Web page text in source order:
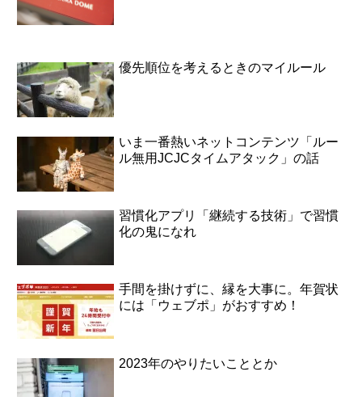
優先順位を考えるときのマイルール
いま一番熱いネットコンテンツ「ルー
ル無用JCJCタイムアタック」の話
習慣化アプリ「継続する技術」で習慣
化の鬼になれ
手間を掛けずに、縁を大事に。年賀状
には「ウェブポ」がおすすめ！
2023年のやりたいこととか